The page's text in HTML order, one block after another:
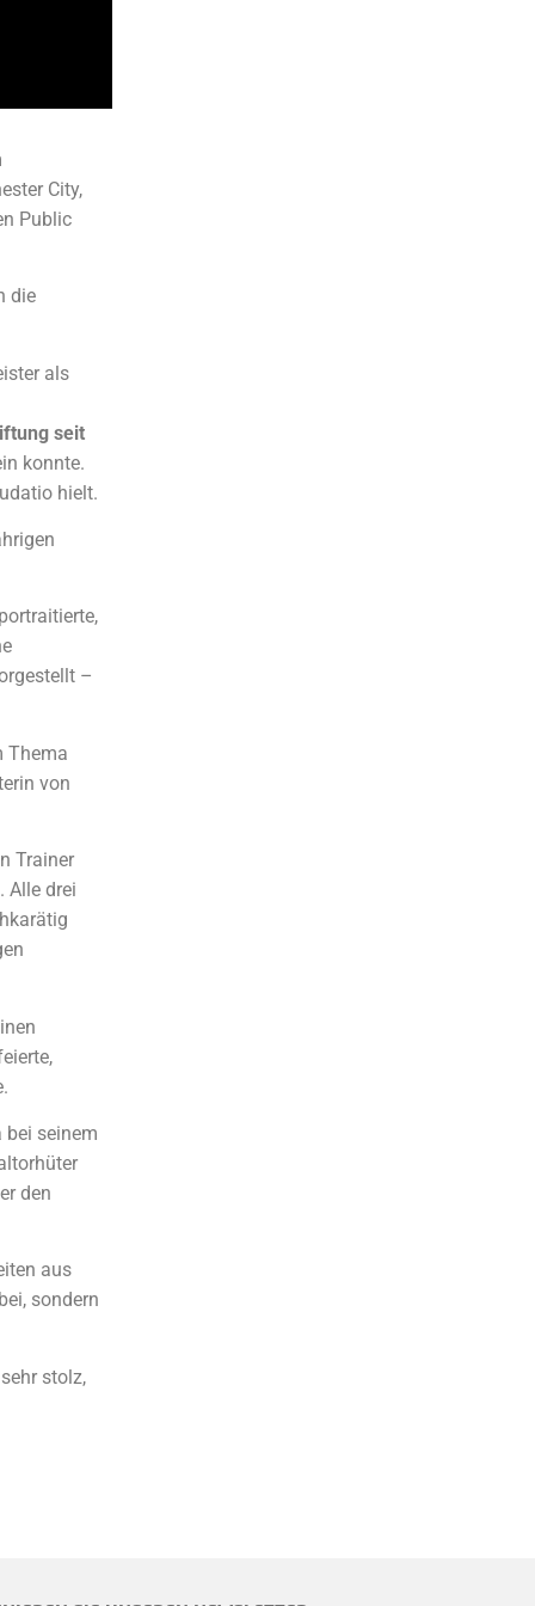
City,
Public
die
als
seit
konnte.
hielt.
–
Thema
von
Trainer
Alle drei
seinem
den
aus
sondern
stolz,